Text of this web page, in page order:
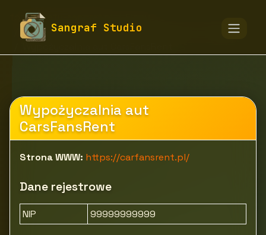
Sangraf Studio
fototapety-sangraf.pl
Motoryzacja i transport
Samochody i pojazdy
Wypożyczalnia aut
CarsFansRent
Strona WWW: https://carfansrent.pl/
Dane rejestrowe
NIP 99999999999